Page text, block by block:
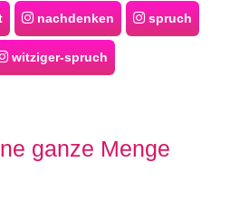
nachdenken spruch
witziger-spruch
ganze Menge